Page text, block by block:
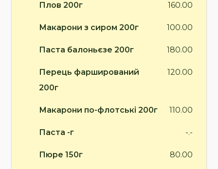
Плов 200г 160.00
Макарони з сиром 200г 100.00
Паста балоньєзе 200г 180.00
Перець фарширований
200г
120.00
Макарони по-флотські 200г 110.00
Паста -г -.-
Пюре 150г 80.00